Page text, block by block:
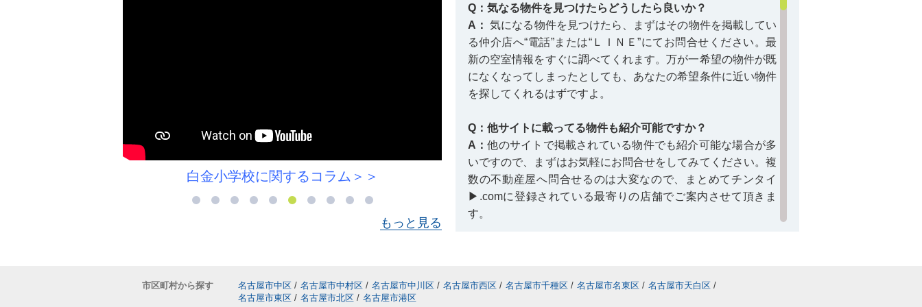
Q：気なる物件を見つけたらどうしたら良いか？
A： 気になる物件を見つけたら、まずはその物件を掲載してい
る仲介店へ“電話”または“ＬＩＮＥ”にてお問合せください。最
新の空室情報をすぐに調べてくれます。万が一希望の物件が既
になくなってしまったとしても、あなたの希望条件に近い物件
を探してくれるはずですよ。
Q：他サイトに載ってる物件も紹介可能ですか？
A：他のサイトで掲載されている物件でも紹介可能な場合が多
いですので、まずはお気軽にお問合せをしてみてください。複
数の不動産屋へ問合せるのは大変なので、まとめてチンタイ
▶.comに登録されている最寄りの店舗でご案内させて頂きま
す。
きません。しかし、空き予定などで新たに賃貸募集の予定があ
白金小学校に関するコラム＞＞ 村雲小学校に関するコラム＞＞
もっと見る
市区町村から探す 名古屋市中区 / 名古屋市中村区 / 名古屋市中川区 / 名古屋市西区 / 名古屋市千種区 / 名古屋市名東区 / 名古屋市天白区 /
名古屋市東区 / 名古屋市北区 / 名古屋市港区